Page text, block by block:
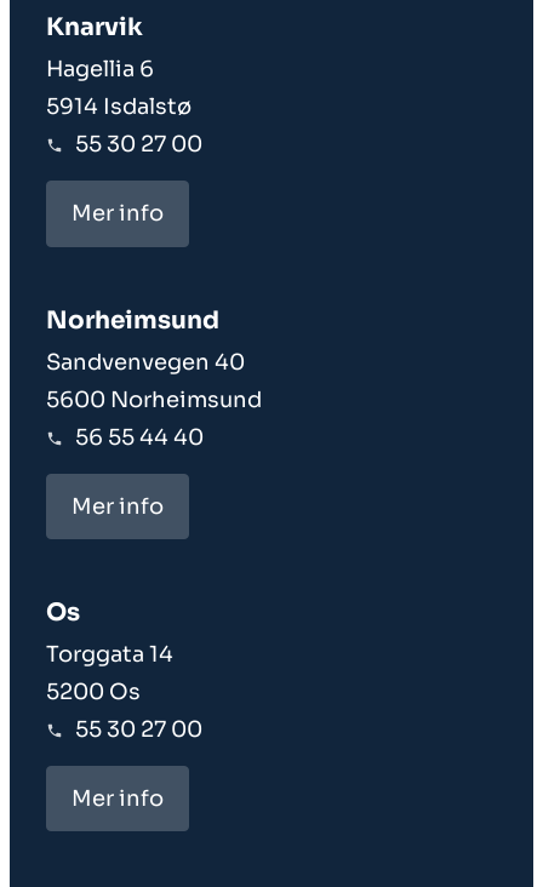
Knarvik
Hagellia 6
5914 Isdalstø
55 30 27 00
Mer info
Norheim­sund
Sandvenvegen 40
5600 Norheimsund
56 55 44 40
Mer info
Os
Torggata 14
5200 Os
55 30 27 00
Mer info